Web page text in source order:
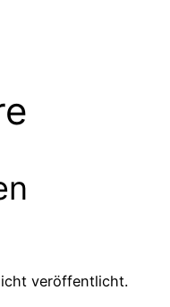
veröffentlicht.